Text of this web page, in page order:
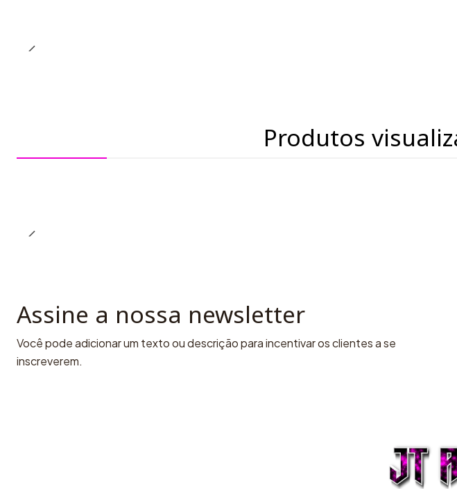
Produtos
Assine a nossa newsletter
Você pode adicionar um texto ou descrição para incentivar os clientes a se
inscreverem.